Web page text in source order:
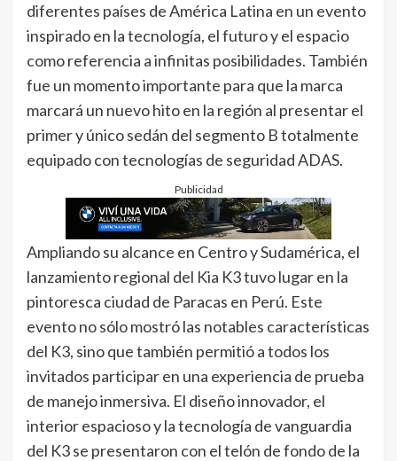
diferentes países de América Latina en un evento
inspirado en la tecnología, el futuro y el espacio
como referencia a infinitas posibilidades. También
fue un momento importante para que la marca
marcará un nuevo hito en la región al presentar el
primer y único sedán del segmento B totalmente
equipado con tecnologías de seguridad ADAS.
Publicidad
Ampliando su alcance en Centro y Sudamérica, el
lanzamiento regional del Kia K3 tuvo lugar en la
pintoresca ciudad de Paracas en Perú. Este
evento no sólo mostró las notables características
del K3, sino que también permitió a todos los
invitados participar en una experiencia de prueba
de manejo inmersiva. El diseño innovador, el
interior espacioso y la tecnología de vanguardia
del K3 se presentaron con el telón de fondo de la